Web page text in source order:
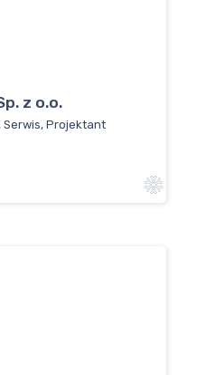
z o.o.
Projektant